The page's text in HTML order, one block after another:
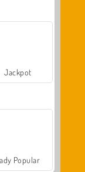
Jackpot
Popular